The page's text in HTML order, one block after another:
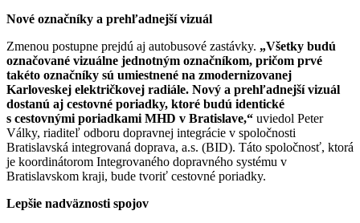
Nové označníky a prehľadnejší vizuál
Zmenou postupne prejdú aj autobusové zastávky. „Všetky budú
označované vizuálne jednotným označníkom, pričom prvé
takéto označníky sú umiestnené na zmodernizovanej
Karloveskej električkovej radiále. Nový a prehľadnejší vizuál
dostanú aj cestovné poriadky, ktoré budú identické
s cestovnými poriadkami MHD v Bratislave,“ uviedol Peter
Války, riaditeľ odboru dopravnej integrácie v spoločnosti
Bratislavská integrovaná doprava, a.s. (BID). Táto spoločnosť, ktorá
je koordinátorom Integrovaného dopravného systému v
Bratislavskom kraji, bude tvoriť cestovné poriadky.
Lepšie nadväznosti spojov